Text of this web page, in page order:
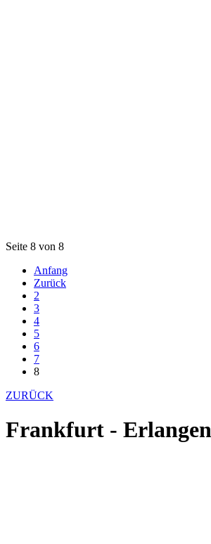
Seite 8 von 8
Anfang
Zurück
2
3
4
5
6
7
8
ZURÜCK
Frankfurt - Erlangen